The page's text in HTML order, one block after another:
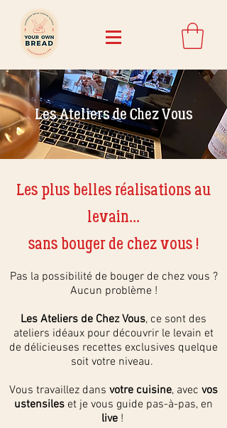
Les Ateliersde Chez Vous
Les plus belles réalisations au
levain...
sans bouger de chez vous !
Pas la possibilité de bouger de chez vous ?
Aucun problème !
Les Ateliers de Chez Vous, ce sont des
ateliers idéaux pour découvrir le levain et
de délicieuses recettes exclusives quelque
soit votre niveau.
Vous travaillez dans votre cuisine, avec vos
ustensiles et je vous guide pas-à-pas, en
live!